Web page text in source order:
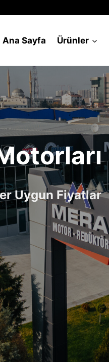
Ana Sayfa Ürünler
Uygun Fiyatlar